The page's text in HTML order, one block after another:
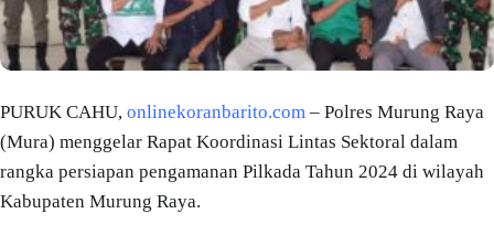
PURUK CAHU, onlinekoranbarito.com – Polres Murung Raya
(Mura) menggelar Rapat Koordinasi Lintas Sektoral dalam
rangka persiapan pengamanan Pilkada Tahun 2024 di wilayah
Kabupaten Murung Raya.